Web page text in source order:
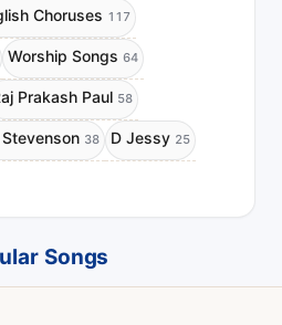
Choruses 117
Worship Songs 64
Prakash Paul 58
Stevenson 38 D Jessy 25
Songs